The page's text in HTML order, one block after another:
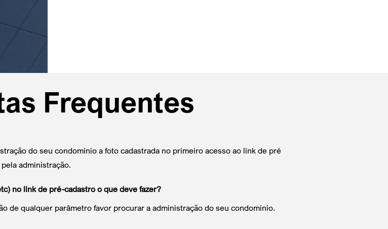
Frequentes
do seu condomínio a foto cadastrada no primeiro acesso ao link de pré
administração.
no link de pré-cadastro o que deve fazer?
de qualquer parâmetro favor procurar a administração do seu condomínio.